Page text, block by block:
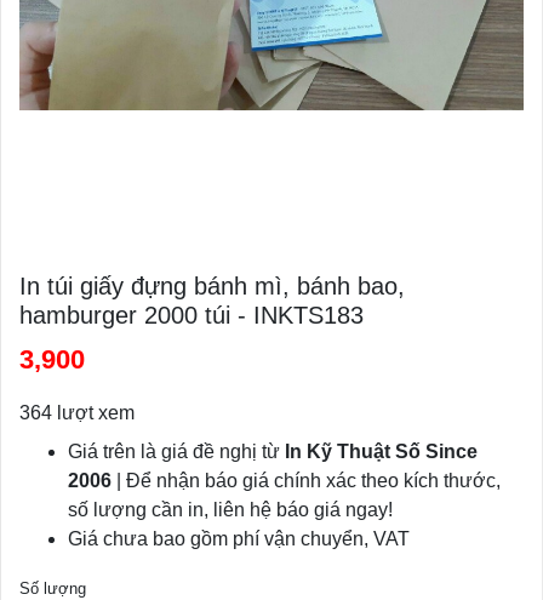
In túi giấy đựng bánh mì, bánh bao,
hamburger 2000 túi - INKTS183
3,900
364 lượt xem
Giá trên là giá đề nghị từ In Kỹ Thuật Số Since
2006 | Để nhận báo giá chính xác theo kích thước,
số lượng cần in, liên hệ báo giá ngay!
Giá chưa bao gồm phí vận chuyển, VAT
Số lượng